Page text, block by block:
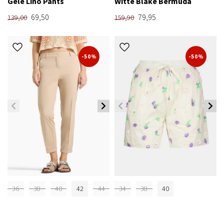
139,00 69,50 159,90 79,95
-50%
36 38 40 42 44
-50%
34 38 40